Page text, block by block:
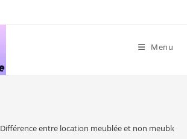
Menu
Différence entre location meublée et non meublée :